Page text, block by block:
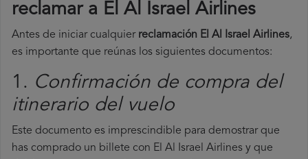
reclamar a El Al Israel Airlines
Antes de iniciar cualquier reclamación El Al Israel Airlines,
es importante que reúnas los siguientes documentos:
1. Confirmación de compra del
itinerario del vuelo
Este documento es imprescindible para demostrar que
has comprado un billete con El Al Israel Airlines y que